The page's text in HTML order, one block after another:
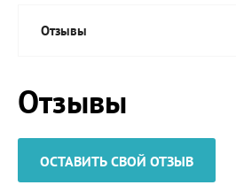
Отзывы
Отзывы
ОСТАВИТЬ СВОЙ ОТЗЫВ